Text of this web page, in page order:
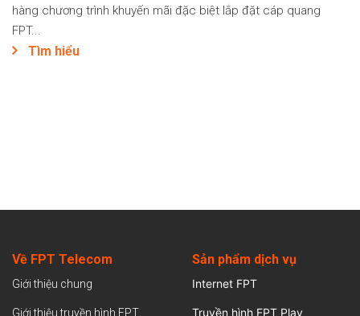
hàng chương trình khuyến mãi đặc biệt lắp đặt cáp quang
FPT...
Tìm hiểu
Về FPT Telecom
Giới thiệu chung
Giới thiệu truyền hình FPT
Sản phẩm dịch vụ
Internet FPT
Truyền hình FPT Play